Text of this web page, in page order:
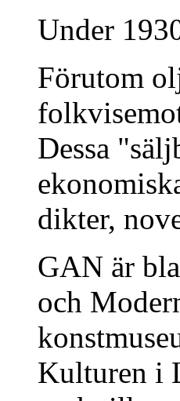
Under
Förutom
Dessa
dikter,
GAN är
och
Kulturen i